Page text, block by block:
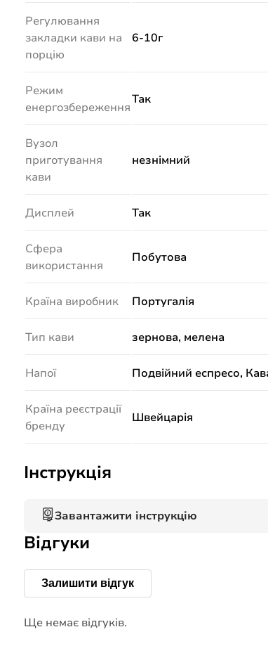
Регулювання
закладки кави на
порцію
6-10г
Режим
енергозбереження
Так
Вузол
приготування
кави
незнімний
Дисплей Так
Сфера
використання
Побутова
Країна виробник Португалія
Тип кави зернова, мелена
Напої Подвійний еспресо,
Країна реєстрації
бренду
Швейцарія
Інструкція
Завантажити інструкцію
Відгуки
Залишити відгук
Ще немає відгуків.